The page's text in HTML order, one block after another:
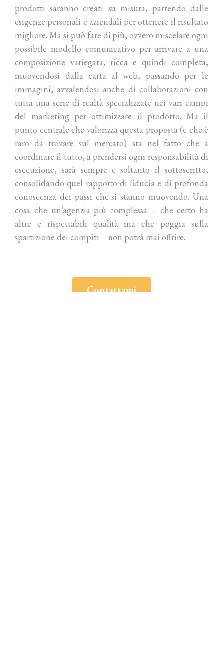
prodotti saranno creati su misura, partendo dalle
esigenze personali e aziendali per ottenere il risultato
migliore. Ma si può fare di più, ovvero miscelare ogni
possibile modello comunicativo per arrivare a una
composizione variegata, ricca e quindi completa,
muovendosi dalla carta al web, passando per le
immagini, avvalendosi anche di collaborazioni con
tutta una serie di realtà specializzate nei vari campi
del marketing per ottimizzare il prodotto. Ma il
punto centrale che valorizza questa proposta (e che è
raro da trovare sul mercato) sta nel fatto che a
coordinare il tutto, a prendersi ogni responsabilità di
esecuzione, sarà sempre e soltanto il sottoscritto,
consolidando quel rapporto di fiducia e di profonda
conoscenza dei passi che si stanno muovendo. Una
cosa che un’agenzia più complessa – che certo ha
altre e rispettabili qualità ma che poggia sulla
spartizione dei compiti – non potrà mai offrire.
Contattami